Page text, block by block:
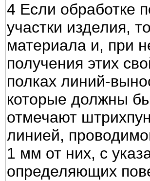
4 Если обработке
участки изделия,
материала и, при
получения этих
полках линий-
которые должны
отмечают
линией,
1 мм от них, с
определяющих